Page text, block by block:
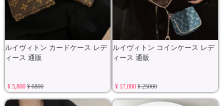
ルイヴィトン カードケース レデ
ィース 通販
¥ 5,800¥ 6800
ルイヴィトン コインケース レデ
ィース 通販
¥ 17,000¥ 25000